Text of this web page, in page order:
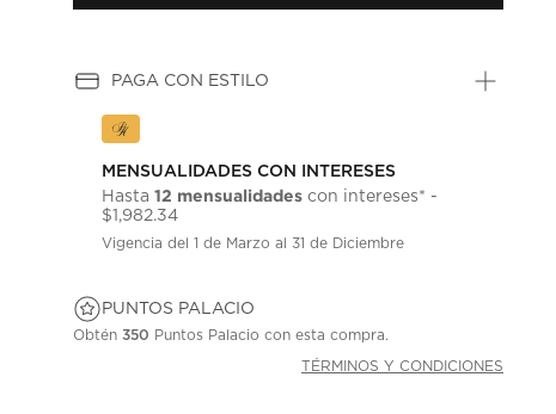
PAGA CON ESTILO
MENSUALIDADES CON INTERESES
Hasta12 mensualidades con intereses* -
$1,982.34
Vigencia del 1 de Marzo al 31 de Diciembre
PUNTOS PALACIO
Obtén350 Puntos Palacio con esta compra.
TÉRMINOS Y CONDICIONES